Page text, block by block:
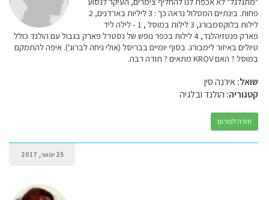
פחות. בינתיים המסלול נראה כך : 3 ליליות בארדנים, 2
לילות בלוקסמבורג, 3 לילות במוסל , 1 - לילה ליד
פארק פנטזיהלנד, 4 לילות בכפר נופש של נסטרל פארק בגבול עם הולנד כולל
טיולים באיזור לימבורג. בסוף יומיים בבריסל (אולי גיחה לברוג'). איפה להתמקם
במוסל ? האם KROV מתאים ? תודה רבה.
שואל:אירנה סין
קטגוריה: הולנד ובלגיה
חזרה לפורום
25 ינואר, 2017